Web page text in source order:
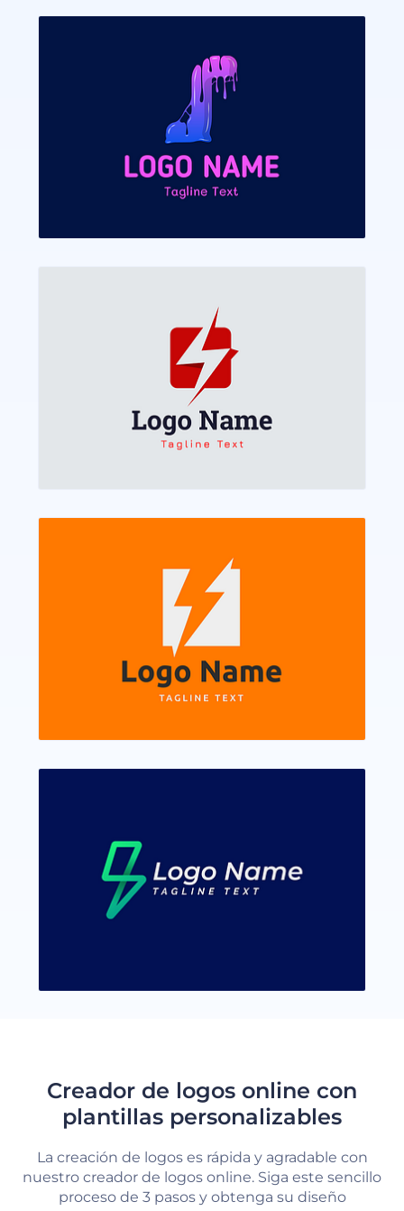
Creador de logos online con
plantillas personalizables
La creación de logos es rápida y agradable con
nuestro creador de logos online. Siga este sencillo
proceso de 3 pasos y obtenga su diseño